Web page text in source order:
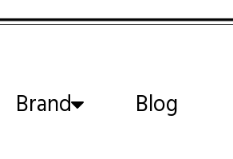
Brand Blog